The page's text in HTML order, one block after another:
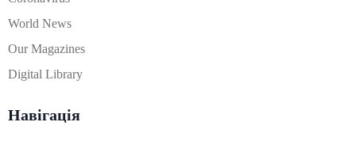
World News
Our Magazines
Digital Library
Навігація